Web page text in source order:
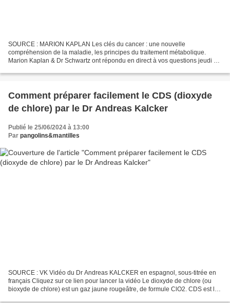
SOURCE : MARION KAPLAN Les clés du cancer : une nouvelle
compréhension de la maladie, les principes du traitement métabolique.
Marion Kaplan & Dr Schwartz ont répondu en direct à vos questions jeudi 16
Comment préparer facilement le CDS (dioxyde
de chlore) par le Dr Andreas Kalcker
Publié le 25/06/2024 à 13:00
Par pangolins&mantilles
SOURCE : VK Vidéo du Dr Andreas KALCKER en espagnol, sous-titrée en
français Cliquez sur ce lien pour lancer la vidéo Le dioxyde de chlore (ou
bioxyde de chlore) est un gaz jaune rougeâtre, de formule ClO2. CDS est le